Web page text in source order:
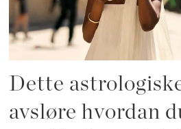
Dette
avsløre hvordan